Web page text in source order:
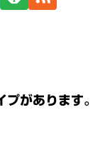
があります。